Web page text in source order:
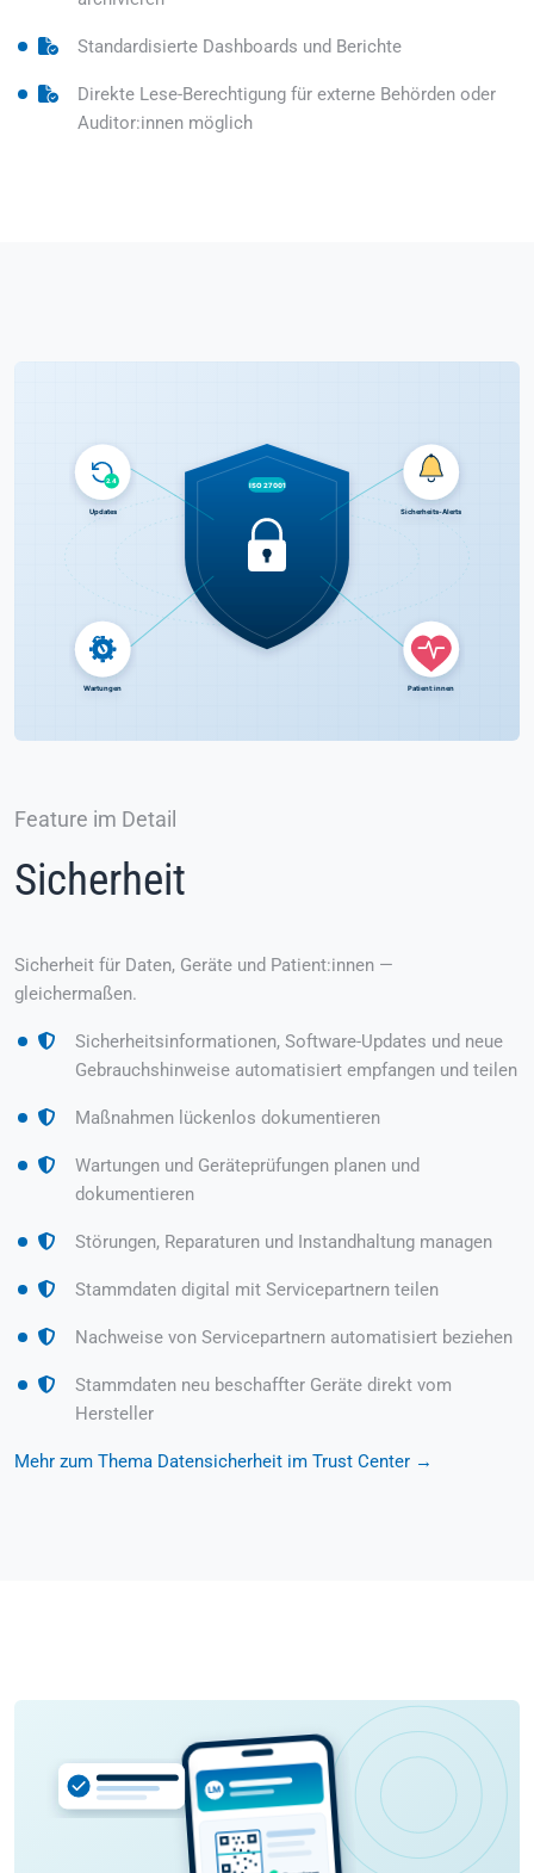
Standardisierte Dashboards und Berichte
Direkte Lese-Berechtigung für externe Behörden oder
Auditor:innen möglich
Feature im Detail
Sicherheit
Sicherheit für Daten, Geräte und Patient:innen —
gleichermaßen.
Sicherheitsinformationen, Software-Updates und neue
Gebrauchshinweise automatisiert empfangen und teilen
Maßnahmen lückenlos dokumentieren
Wartungen und Geräteprüfungen planen und
dokumentieren
Störungen, Reparaturen und Instandhaltung managen
Stammdaten digital mit Servicepartnern teilen
Nachweise von Servicepartnern automatisiert beziehen
Stammdaten neu beschaffter Geräte direkt vom
Hersteller
Mehr zum Thema Datensicherheit im Trust Center →